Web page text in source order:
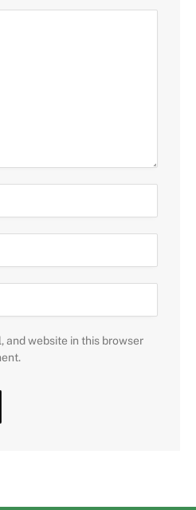
and website in this browser